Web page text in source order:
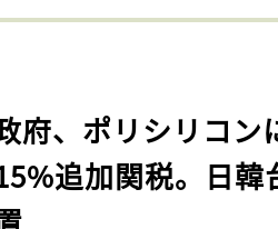
府、ポリシリコン
追加関税。日韓